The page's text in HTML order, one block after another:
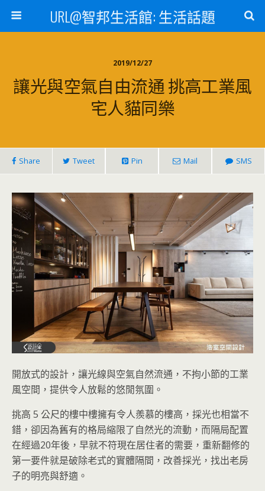
URL@智邦生活館: 生活話題
2019/12/27
讓光與空氣自由流通 挑高工業風
宅人貓同樂
Share Tweet Pin Mail SMS
開放式的設計，讓光線與空氣自然流通，不拘小節的工業
風空間，提供令人放鬆的悠閒氛圍。
挑高 5 公尺的樓中樓擁有令人羨慕的樓高，採光也相當不
錯，卻因為舊有的格局縮限了自然光的流動，而隔局配置
在經過20年後，早就不符現在居住者的需要，重新翻修的
第一要件就是破除老式的實體隔間，改善採光，找出老房
子的明亮與舒適。